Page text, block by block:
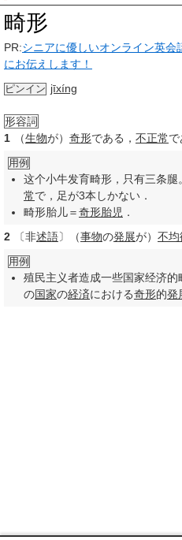
畸形
PR:シニアに優しいオンライン英
にお伝えします！
ピンイン jīxíng
形容詞
1
（生物が） 奇形である， 不正常で
用例
这个小牛发育畸形，只有三条腿
常で，足が3本しかない．
畸形胎儿＝奇形胎児 ．
2
〔非述語〕（事物の発展が） 不均
用例
殖民主义者造成一些国家经济的
の国家の経済における奇形的発